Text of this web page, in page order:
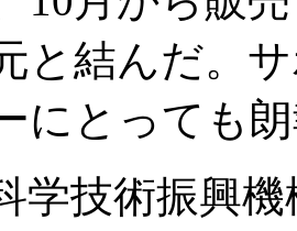
と結んだ。
にとっても
技術振興機